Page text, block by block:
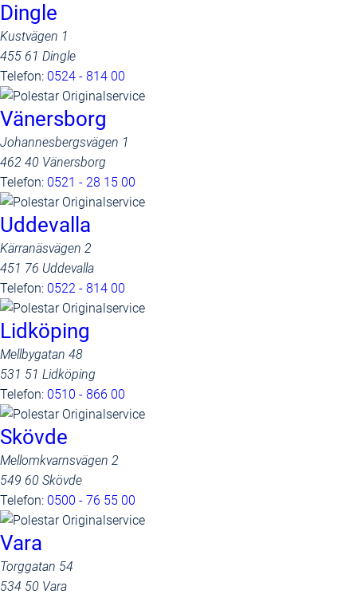
Dingle
Kustvägen 1
455 61 Dingle
Telefon: 0524 - 814 00
Vänersborg
Johannesbergsvägen 1
462 40 Vänersborg
Telefon: 0521 - 28 15 00
Uddevalla
Kärranäsvägen 2
451 76 Uddevalla
Telefon: 0522 - 814 00
Lidköping
Mellbygatan 48
531 51 Lidköping
Telefon: 0510 - 866 00
Skövde
Mellomkvarnsvägen 2
549 60 Skövde
Telefon: 0500 - 76 55 00
Vara
Torggatan 54
534 50 Vara